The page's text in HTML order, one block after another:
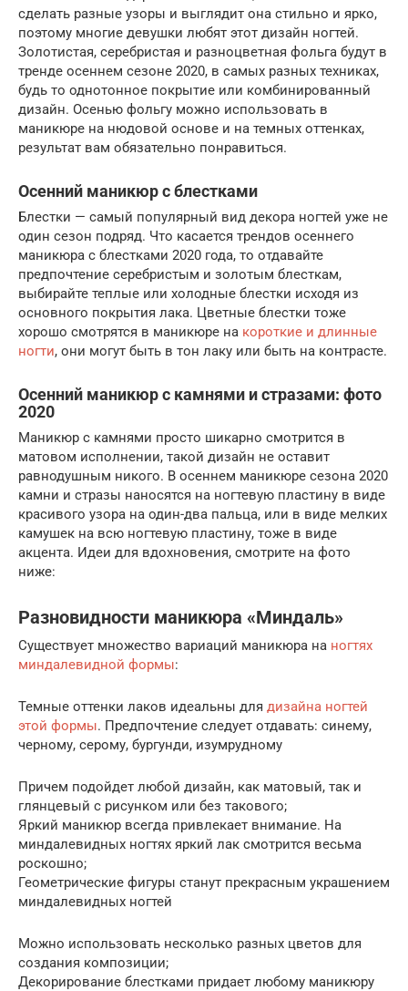
сделать разные узоры и выглядит она стильно и ярко,
поэтому многие девушки любят этот дизайн ногтей.
Золотистая, серебристая и разноцветная фольга будут в
тренде осеннем сезоне 2020, в самых разных техниках,
будь то однотонное покрытие или комбинированный
дизайн. Осенью фольгу можно использовать в
маникюре на нюдовой основе и на темных оттенках,
результат вам обязательно понравиться.
Осенний маникюр с блестками
Блестки — самый популярный вид декора ногтей уже не
один сезон подряд. Что касается трендов осеннего
маникюра с блестками 2020 года, то отдавайте
предпочтение серебристым и золотым блесткам,
выбирайте теплые или холодные блестки исходя из
основного покрытия лака. Цветные блестки тоже
хорошо смотрятся в маникюре на короткие и длинные
ногти, они могут быть в тон лаку или быть на контрасте.
Осенний маникюр с камнями и стразами: фото
2020
Маникюр с камнями просто шикарно смотрится в
матовом исполнении, такой дизайн не оставит
равнодушным никого. В осеннем маникюре сезона 2020
камни и стразы наносятся на ногтевую пластину в виде
красивого узора на один-два пальца, или в виде мелких
камушек на всю ногтевую пластину, тоже в виде
акцента. Идеи для вдохновения, смотрите на фото
ниже:
Разновидности маникюра «Миндаль»
Существует множество вариаций маникюра на ногтях
миндалевидной формы:
Темные оттенки лаков идеальны для дизайна ногтей
этой формы. Предпочтение следует отдавать: синему,
черному, серому, бургунди, изумрудному
Причем подойдет любой дизайн, как матовый, так и
глянцевый с рисунком или без такового;
Яркий маникюр всегда привлекает внимание. На
миндалевидных ногтях яркий лак смотрится весьма
роскошно;
Геометрические фигуры станут прекрасным украшением
миндалевидных ногтей
Можно использовать несколько разных цветов для
создания композиции;
Декорирование блестками придает любому маникюру